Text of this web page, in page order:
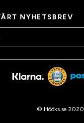
NYHETSBREV
© Hööks.se 2020